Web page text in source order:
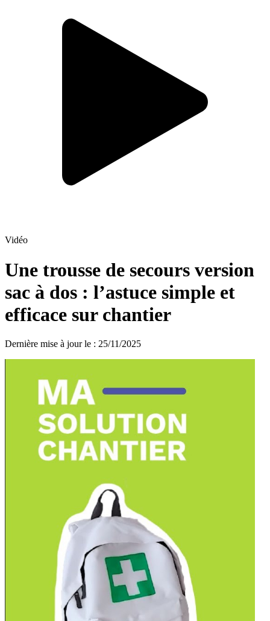
Vidéo
Une trousse de secours version
sac à dos : l’astuce simple et
efficace sur chantier
Dernière mise à jour le : 25/11/2025